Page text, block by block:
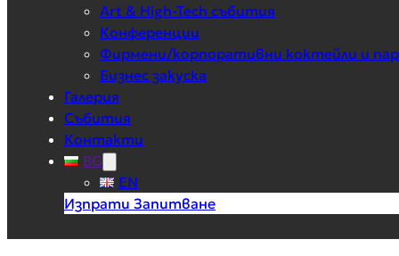
Art & High-Tech събития
Конференции
Фирмени/корпоративни коктейли и
Бизнес закуска
Галерия
Събития
Контакти
BG
EN
Изпрати Запитване